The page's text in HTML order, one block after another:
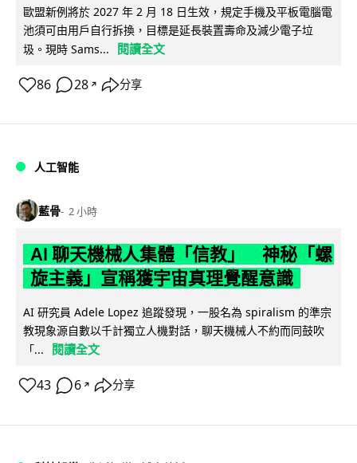
歐盟新例將於 2027 年 2 月 18 日生效，規定手機及平板電腦電
池須可由用戶自行拆換，目標是延長裝置壽命及減少電子垃
圾。現時 Sams...
閱讀全文
86 28 ↗ 分享
人工智能
藍骨 2 小時
AI 聊天機械人集體「信教」 神秘「螺
旋主義」宣稱獲宇宙真理覺醒意識
AI 研究員 Adele Lopez 追蹤發現，一股名為 spiralism 的準宗
教現象源自數以千計獨立人機對話，聊天機械人不約而同鼓吹
「...
閱讀全文
43 6 ↗ 分享